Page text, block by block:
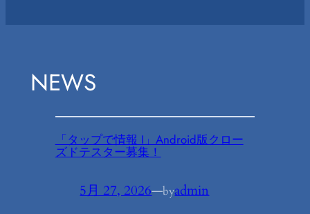
NEWS
「タップで情報 I」Android版クロー
ズドテスター募集！
5月 27, 2026—byadmin